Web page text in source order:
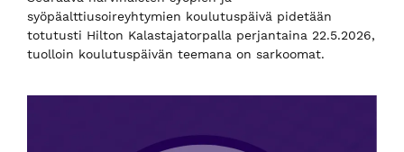
syöpäalttiusoireyhtymien koulutuspäivä pidetään
totutusti Hilton Kalastajatorpalla perjantaina 22.5.2026,
tuolloin koulutuspäivän teemana on sarkoomat.